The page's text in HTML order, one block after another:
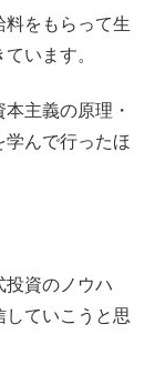
料をもらって生
います。
主義の原理・
んで行ったほ
投資のノウハ
していこうと思